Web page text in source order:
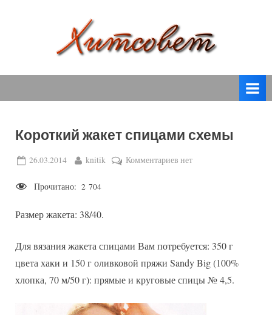
т
о
в
спицами,
крючком,
вязаные
модели
с
Короткий жакет спицами схемы
Posted
26.03.2014 By
knitik Комментариевкнет
Прочитано: 2 704
Размер жакета: 38/40.
Для вязания жакета спицами Вам потребуется: 350 г
цвета хаки и 150 г оливковой пряжи Sandy Big (100%
хлопка, 70 м/50 г): прямые и круговые спицы № 4,5.